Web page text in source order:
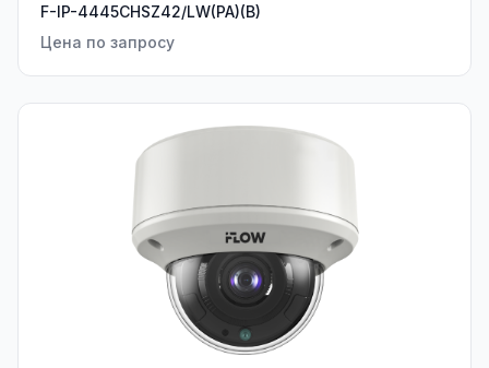
F-IP-4445CHSZ42/LW(PA)(B)
Цена по запросу